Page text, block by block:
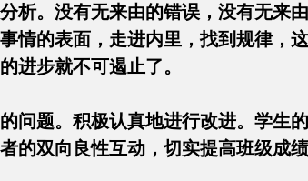
析。没有无来由的错误，没有无来
情的表面，走进内里，找到规律，
的进步就不可遏止了。
问题。积极认真地进行改进。学生
者的双向良性互动，切实提高班级